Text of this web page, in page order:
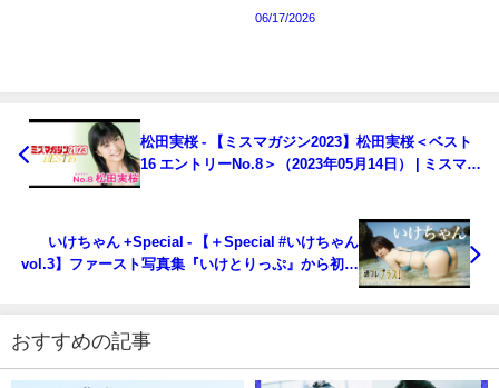
06/17/2026
松田実桜 - 【ミスマガジン2023】松田実桜＜ベスト
16 エントリーNo.8＞（2023年05月14日） | ミスマガ
いけちゃん +Special - 【＋Special #いけちゃん
vol.3】ファースト写真集『いけとりっぷ』から初出
Channel【集英社 週刊プレイボーイ公式】さんより
おすすめの記事